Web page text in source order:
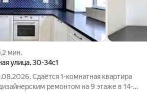
2 мин.
улица,30-34с1
Сдаётся 1-комнатная квартира
ремонтом на 9 этаже в 14-